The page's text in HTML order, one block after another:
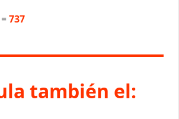
=737
también el: